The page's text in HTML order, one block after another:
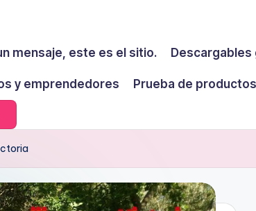
mensaje, este es el sitio. Descargables
y emprendedores Prueba de productos